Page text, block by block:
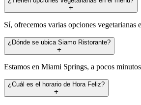
Sí, ofrecemos varias opciones
¿Dónde se ubica Siamo Ristorante?
Estamos en Miami Springs, a pocos
¿Cuál es el horario de Hora Feliz?